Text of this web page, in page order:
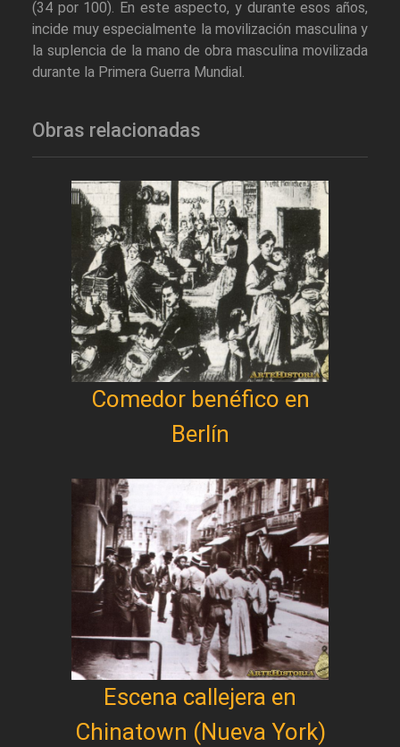
(34 por 100). En este aspecto, y durante esos años,
incide muy especialmente la movilización masculina y
la suplencia de la mano de obra masculina movilizada
durante la Primera Guerra Mundial.
Obras relacionadas
Comedor benéfico en
Berlín
Escena callejera en
Chinatown (Nueva York)